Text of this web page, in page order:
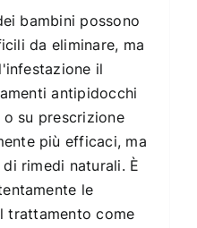
bambini possono
da eliminare, ma
il
antipidocchi
su prescrizione
più efficaci, ma
rimedi naturali. È
le
trattamento come